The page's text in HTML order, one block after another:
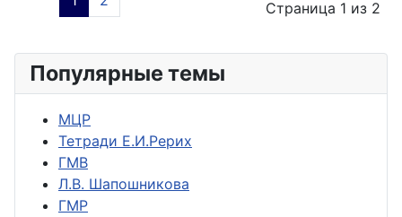
Страница 1 из 2
Популярные темы
МЦР
Тетради Е.И.Рерих
ГМВ
Л.В. Шапошникова
ГМР